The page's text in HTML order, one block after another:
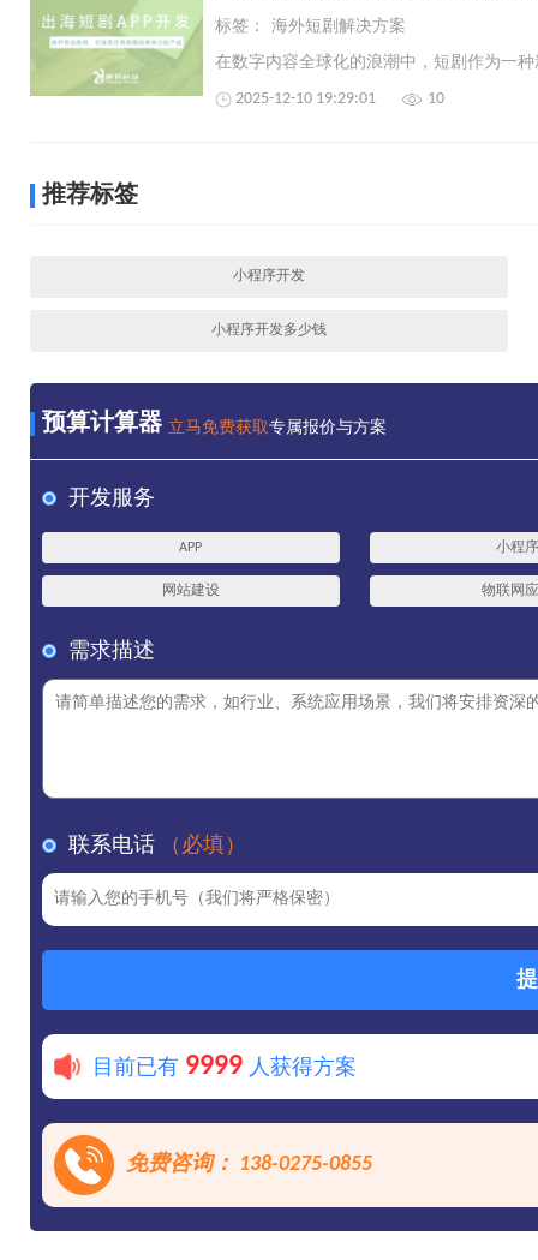
标签： 海外短剧解决方案
2025-12-10 19:29:01 10
推荐标签
小程序开发
小程序开发多少钱
预算计算器 立马免费获取专属报价与方案
开发服务
APP 小程
网站建设 物联网
需求描述
联系电话 （必填）
目前已有 9999 人获得方案
免费咨询： 138-0275-0855